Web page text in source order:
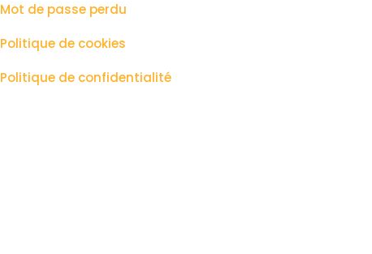
Mot de passe perdu
Politique de cookies
Politique de confidentialité